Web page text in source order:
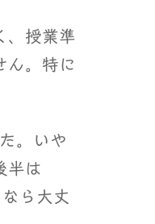
、授業準
ん。特に
。いや
半は
ら大丈